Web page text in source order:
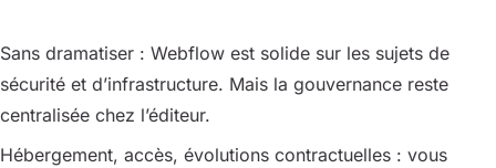
Sans dramatiser : Webflow est solide sur les sujets de
sécurité et d’infrastructure. Mais la gouvernance reste
centralisée chez l’éditeur.
Hébergement, accès, évolutions contractuelles : vous